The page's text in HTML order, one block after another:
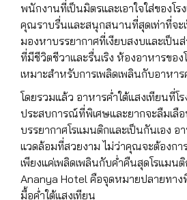
พนักงานที่เป็นมิตรและเอาใจใส่ของโ
คุณราบรื่นและสนุกสนานที่สุดเท่าที่จะ
มองหาบรรยากาศที่เงียบสงบและเป็น
ที่มีชีวิตชีวาและรื่นเริง ห้องอาหารของ
เหมาะสำหรับการเพลิดเพลินกับอาหาร
โดยรวมแล้ว อาหารค่ำใต้แสงเทียนที่
ประสบการณ์ที่พิเศษและยากจะลืมเลื
บรรยากาศโรแมนติกและเป็นกันเอง อ
แวดล้อมที่สวยงาม ไม่ว่าคุณจะต้องกา
เพียงแค่เพลิดเพลินกับค่ำคืนสุดโรแม
Ananya Hotel คือจุดหมายปลายทา
มื้อค่ำใต้แสงเทียน